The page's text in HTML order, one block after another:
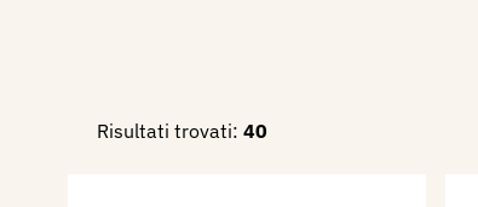
Risultati trovati: 40